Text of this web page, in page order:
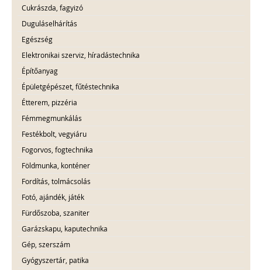
Cukrászda, fagyizó
Duguláselhárítás
Egészség
Elektronikai szerviz, híradástechnika
Építőanyag
Épületgépészet, fűtéstechnika
Étterem, pizzéria
Fémmegmunkálás
Festékbolt, vegyiáru
Fogorvos, fogtechnika
Földmunka, konténer
Fordítás, tolmácsolás
Fotó, ajándék, játék
Fürdőszoba, szaniter
Garázskapu, kaputechnika
Gép, szerszám
Gyógyszertár, patika